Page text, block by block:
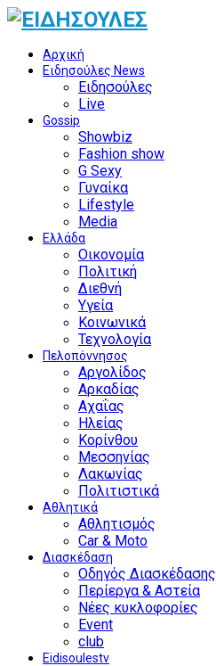
Αρχική
Ειδησούλες News
Ειδησούλες
Live
Gossip
Showbiz
Fashion show
G Sexy
Γυναίκα
Lifestyle
Media
Ελλάδα
Οικονομία
Πολιτική
Διεθνή
Υγεία
Κοινωνικά
Τεχνολογία
Πελοπόννησος
Αργολίδος
Αρκαδίας
Αχαΐας
Ηλείας
Κορίνθου
Μεσσηνίας
Λακωνίας
Πολιτιστικά
Αθλητικά
Αθλητισμός
Car & Moto
Διασκέδαση
Οδηγός Διασκέδασης
Περίεργα & Αστεία
Νέες κυκλοφορίες
Event
club
Eidisoulestv